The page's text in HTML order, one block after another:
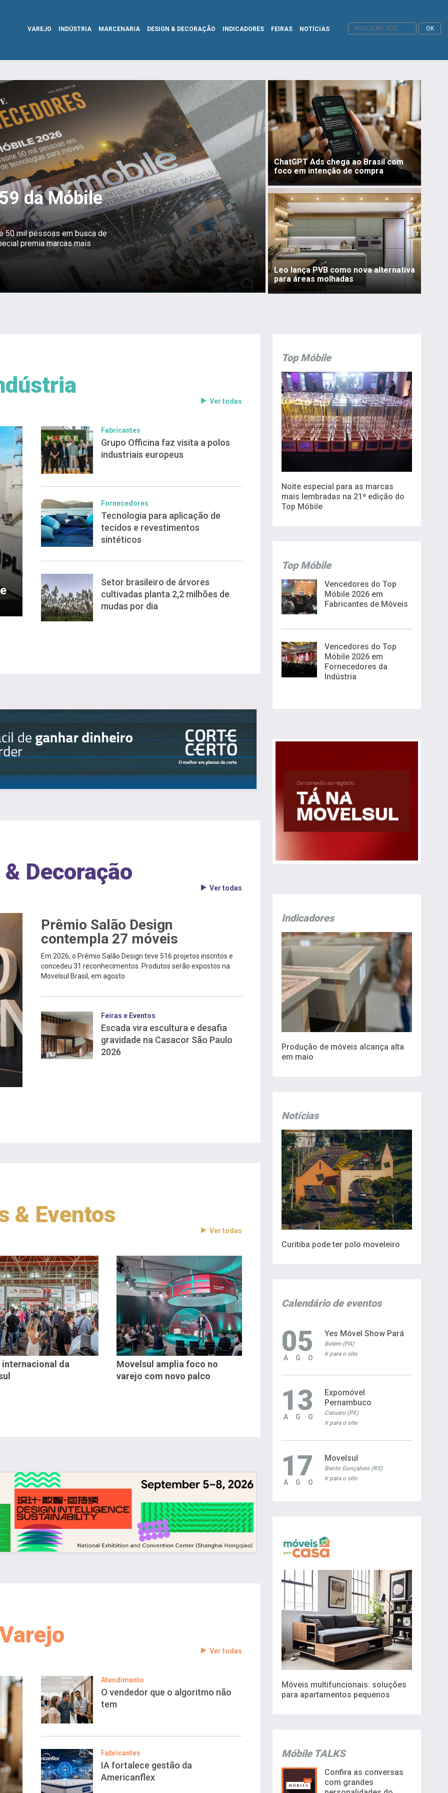
VAREJO INDÚSTRIA MARCENARIA DESIGN & DECORAÇÃO INDICADORES FEIRAS NOTÍCIAS
da Móbile
50 mil pessoas em busca de
premia marcas mais
ChatGPT Ads chega ao Brasil com
foco em intenção de compra
Leo lança PVB como nova alternativa
para áreas molhadas
Ver todas
Fabricantes
Grupo Officina faz visita a polos
industriais europeus
Fornecedores
Tecnologia para aplicação de
tecidos e revestimentos
sintéticos
Setor brasileiro de árvores
cultivadas planta 2,2 milhões de
mudas por dia
Decoração
Ver todas
Prêmio Salão Design
contempla 27 móveis
Em 2026, o Prêmio Salão Design teve 516 projetos inscritos e
concedeu 31 reconhecimentos. Produtos serão expostos na
Movelsul Brasil, em agosto
Feiras e Eventos
Escada vira escultura e desafia
gravidade na Casacor São Paulo
2026
& Eventos
Ver todas
internacional da
Movelsul amplia foco no
varejo com novo palco
Ver todas
Atendimento
O vendedor que o algoritmo não
tem
Fabricantes
IA fortalece gestão da
Americanflex
Top Móbile
Noite especial para as marcas
mais lembradas na 21ª edição do
Top Móbile
Top Móbile
Vencedores do Top
Móbile 2026 em
Fabricantes de Móveis
Vencedores do Top
Móbile 2026 em
Fornecedores da
Indústria
Indicadores
Produção de móveis alcança alta
em maio
Notícias
Curitiba pode ter polo moveleiro
Calendário de eventos
05
AGO
Yes Móvel Show Pará
Belém (PA)
Ir para o site
13
AGO
Expomóvel
Pernambuco
Caruaru (PE)
Ir para o site
17
AGO
Movelsul
Bento Gonçalves (RS)
Ir para o site
Móveis multifuncionais: soluções
para apartamentos pequenos
Móbile TALKS
Confira as conversas
com grandes